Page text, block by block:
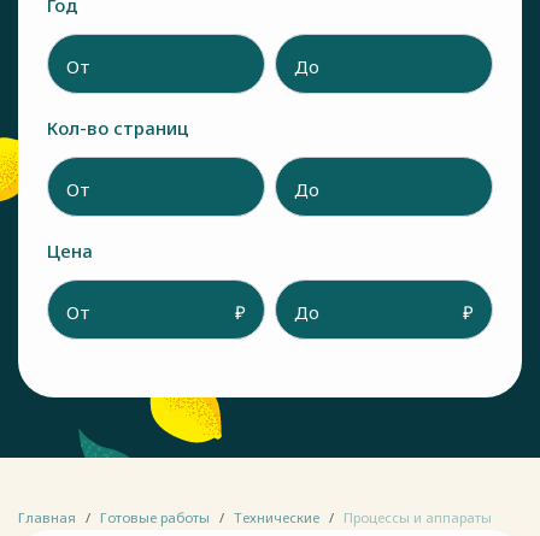
Год
От До
Кол-во страниц
От До
Цена
От ₽ До ₽
Главная Готовые работы Технические Процессы и аппараты